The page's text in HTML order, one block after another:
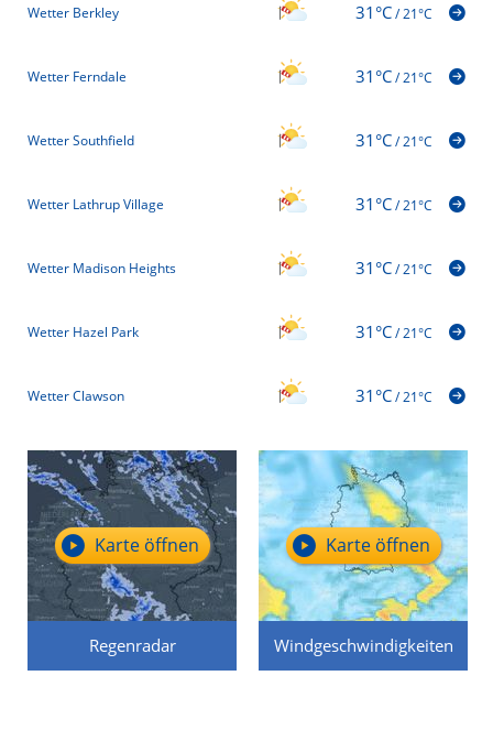
Wetter Berkley 31°C/21°C
Wetter Ferndale 31°C/21°C
Wetter Southfield 31°C/21°C
Wetter Lathrup Village 31°C/21°C
Wetter Madison Heights 31°C/21°C
Wetter Hazel Park 31°C/21°C
Wetter Clawson 31°C/21°C
Regenradar
Karte öffnen
Windgeschwindigkeiten
Karte öffnen